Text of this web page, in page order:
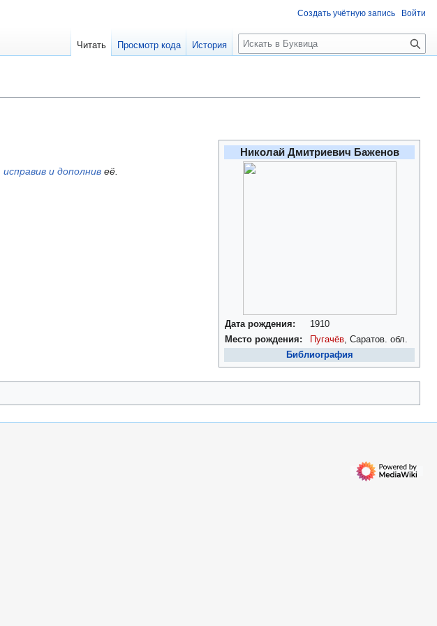
Николай Дмитриевич Баженов
Дата рождения:
1910
Место рождения:
Пугачёв , Саратов. обл.
Библиография
исправив и дополнив её.
Создать учётную запись Войти
Читать Просмотр кода История
П
о
к